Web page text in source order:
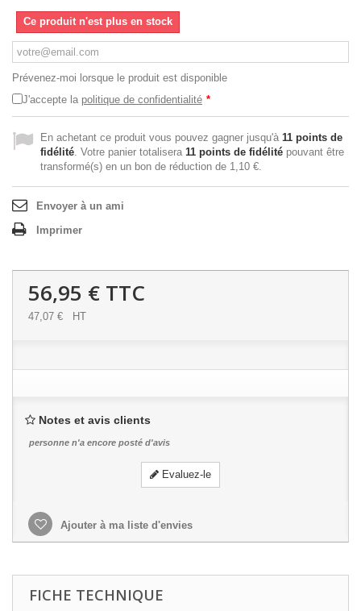
Ce produit n'est plus en stock
Prévenez-moi lorsque le produit est disponible
J'accepte la politique de confidentialité *
En achetant ce produit vous pouvez gagner jusqu'à 11 points de
fidélité. Votre panier totalisera 11 points de fidélité pouvant être
transformé(s) en un bon de réduction de 1,10 €.
Envoyer à un ami
Imprimer
56,95 € TTC
47,07 € HT
Notes et avis clients
personne n'a encore posté d'avis
Evaluez-le
Ajouter à ma liste d'envies
FICHE TECHNIQUE